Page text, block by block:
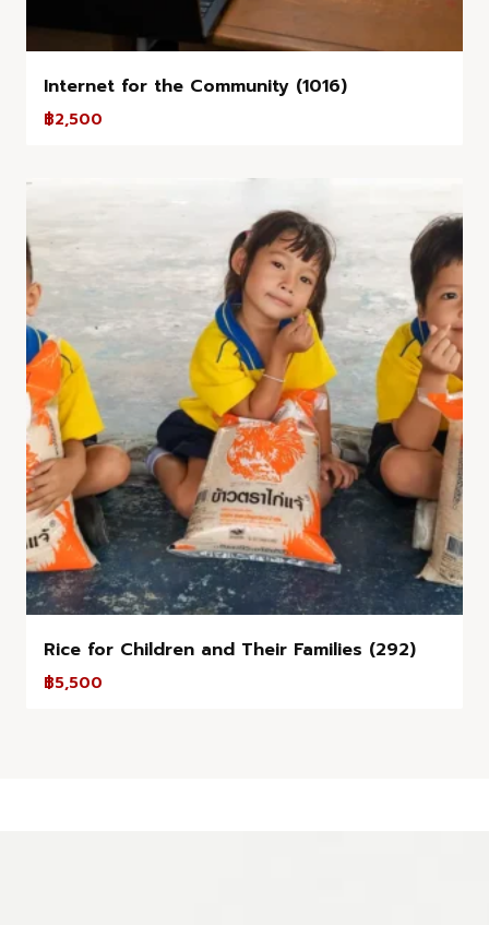
Internet for the Community (1016)
฿2,500
Rice for Children and Their Families (292)
฿5,500